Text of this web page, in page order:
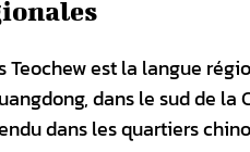
est la langue
dans le sud de
dans les quartiers